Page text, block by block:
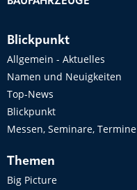
Blickpunkt
Allgemein - Aktuelles
Namen und Neuigkeiten
Top-News
Blickpunkt
Messen, Seminare, Termine
Themen
Big Picture